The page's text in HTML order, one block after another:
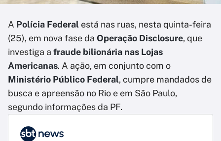
A Polícia Federal está nas ruas, nesta quinta-feira
(25), em nova fase da Operação Disclosure, que
investiga a fraude bilionária nas Lojas
Americanas. A ação, em conjunto com o
Ministério Público Federal, cumpre mandados de
busca e apreensão no Rio e em São Paulo,
segundo informações da PF.